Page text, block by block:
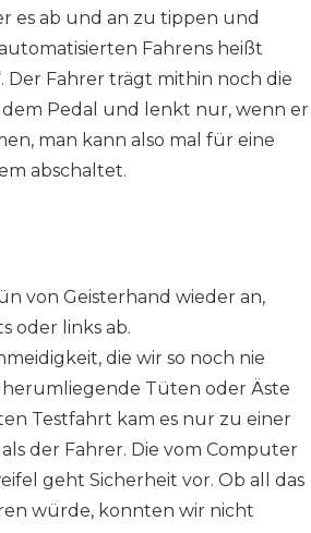
es ab und an zu tippen und
Fahrens heißt
Der Fahrer trägt mithin noch die
Pedal und lenkt nur, wenn er
man kann also mal für eine
abschaltet.
von Geisterhand wieder an,
oder links ab.
die wir so noch nie
Tüten oder Äste
Testfahrt kam es nur zu einer
der Fahrer. Die vom Computer
geht Sicherheit vor. Ob all das
würde, konnten wir nicht